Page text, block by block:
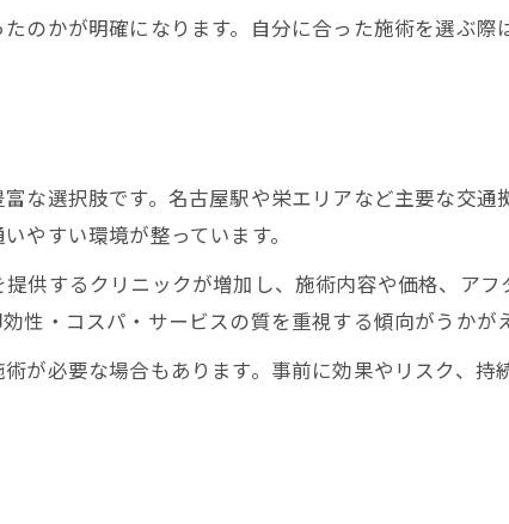
る
一回体験の流れ
ニングの即効性
のかが明確になります。自分に合った施術を選ぶ際
選択肢です。名古屋駅や栄エリアなど主要な交通
やすい環境が整っています。
供するクリニックが増加し、施術内容や価格、アフ
・コスパ・サービスの質を重視する傾向がうかが
が必要な場合もあります。事前に効果やリスク、持